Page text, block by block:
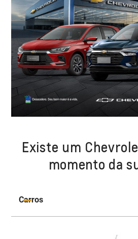
Existe um
momento da
Carros